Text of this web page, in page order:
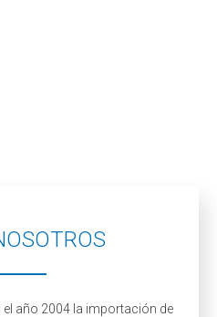
el año 2004 la importación de